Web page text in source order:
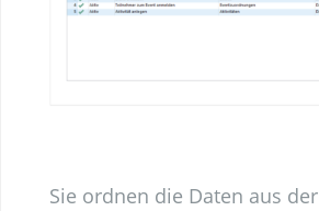
Sie ordnen die Daten aus der